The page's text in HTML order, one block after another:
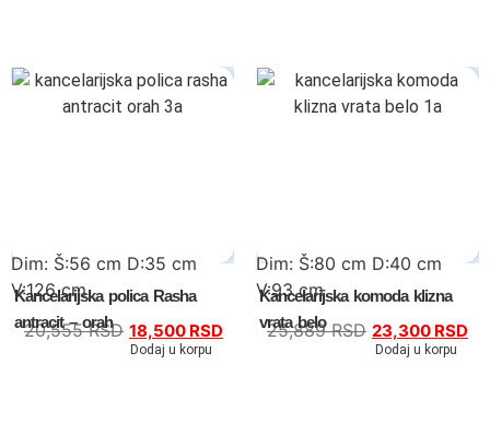
Dim: Š:56 cm D:35 cm
V:126 cm
Kancelarijska polica Rasha
antracit – orah
20,555RSD 18,500 RSD
Dodaj u korpu
Dim: Š:80 cm D:40 cm
V:93 cm
Kancelarijska komoda klizna
vrata belo
25,889RSD 23,300 RSD
Dodaj u korpu
Trosedi
Specijalne ponude
Kompleti